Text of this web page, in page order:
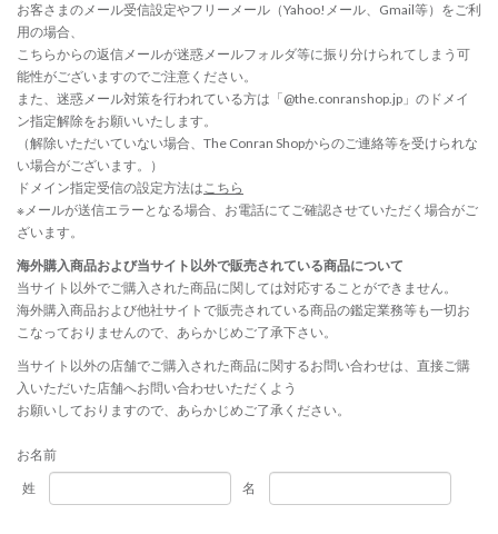
お客さまのメール受信設定やフリーメール（Yahoo!メール、Gmail等）をご利
用の場合、
こちらからの返信メールが迷惑メールフォルダ等に振り分けられてしまう可
能性がございますのでご注意ください。
また、迷惑メール対策を行われている方は「@the.conranshop.jp」のドメイ
ン指定解除をお願いいたします。
（解除いただいていない場合、The Conran Shopからのご連絡等を受けられな
い場合がございます。）
ドメイン指定受信の設定方法はこちら
※メールが送信エラーとなる場合、お電話にてご確認させていただく場合がご
ざいます。
海外購入商品および当サイト以外で販売されている商品について
当サイト以外でご購入された商品に関しては対応することができません。
海外購入商品および他社サイトで販売されている商品の鑑定業務等も一切お
こなっておりませんので、あらかじめご了承下さい。
当サイト以外の店舗でご購入された商品に関するお問い合わせは、直接ご購
入いただいた店舗へお問い合わせいただくよう
お願いしておりますので、あらかじめご了承ください。
お名前
姓
名